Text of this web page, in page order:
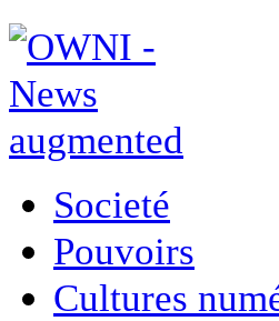
Societé
Pouvoirs
Cultures